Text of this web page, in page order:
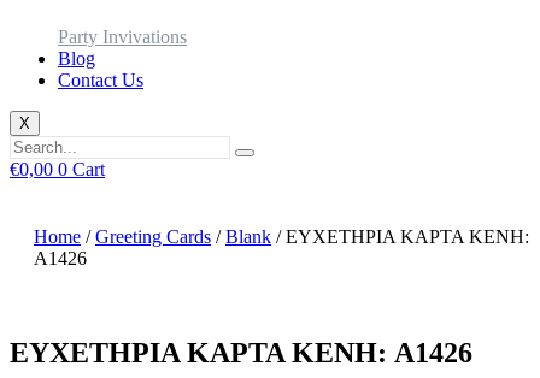
Party Invivations
Blog
Contact Us
X
€0,00 0 Cart
Home /Greeting Cards /Blank / ΕΥΧΕΤΗΡΙΑ ΚΑΡΤΑ ΚΕΝΗ:
A1426
ΕΥΧΕΤΗΡΙΑ ΚΑΡΤΑ ΚΕΝΗ: A1426